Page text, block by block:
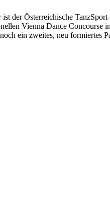
der Österreichische
Vienna Dance
ein zweites, neu formiertes